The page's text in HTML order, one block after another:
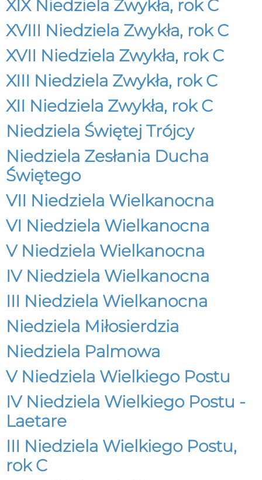
XIX Niedziela Zwykła, rok C
XVIII Niedziela Zwykła, rok C
XVII Niedziela Zwykła, rok C
XIII Niedziela Zwykła, rok C
XII Niedziela Zwykła, rok C
Niedziela Świętej Trójcy
Niedziela Zesłania Ducha
Świętego
VII Niedziela Wielkanocna
VI Niedziela Wielkanocna
V Niedziela Wielkanocna
IV Niedziela Wielkanocna
III Niedziela Wielkanocna
Niedziela Miłosierdzia
Niedziela Palmowa
V Niedziela Wielkiego Postu
IV Niedziela Wielkiego Postu -
Laetare
III Niedziela Wielkiego Postu,
rok C